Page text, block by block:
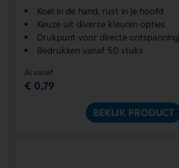
Koel in de hand, rust in je hoofd
Keuze uit diverse kleuren opties
Drukpunt voor directe ontspanning
Bedrukken vanaf 50 stuks
Al vanaf
€ 0,79
BEKIJK PRODUCT